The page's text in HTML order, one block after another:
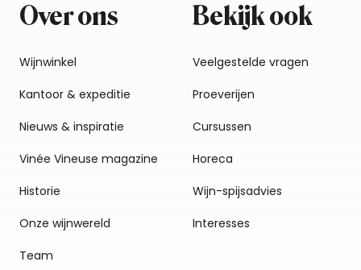
Over ons
Wijnwinkel
Kantoor & expeditie
Nieuws & inspiratie
Vinée Vineuse magazine
Historie
Onze wijnwereld
Team
Bekijk ook
Veelgestelde vragen
Proeverijen
Cursussen
Horeca
Wijn-spijsadvies
Interesses